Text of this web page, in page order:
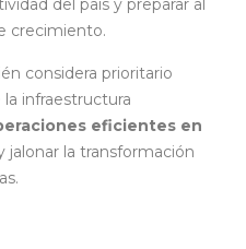
del país y preparar al
crecimiento.
considera prioritario
infraestructura
eficientes en
jalonar la transformación